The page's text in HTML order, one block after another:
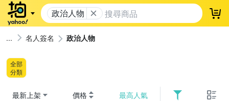
政治人物 登
名人簽名 政治人物
全部
分類
最新上架 價格 最高人氣